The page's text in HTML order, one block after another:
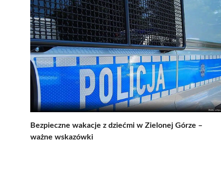
Bezpieczne wakacje z dziećmi w Zielonej Górze –
ważne wskazówki